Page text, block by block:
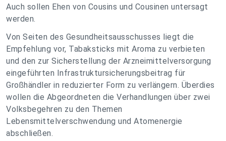
Auch sollen Ehen von Cousins und Cousinen untersagt
werden.
Von Seiten des Gesundheitsausschusses liegt die
Empfehlung vor, Tabaksticks mit Aroma zu verbieten
und den zur Sicherstellung der Arzneimittelversorgung
eingeführten Infrastruktursicherungsbeitrag für
Großhändler in reduzierter Form zu verlängern. Überdies
wollen die Abgeordneten die Verhandlungen über zwei
Volksbegehren zu den Themen
Lebensmittelverschwendung und Atomenergie
abschließen.